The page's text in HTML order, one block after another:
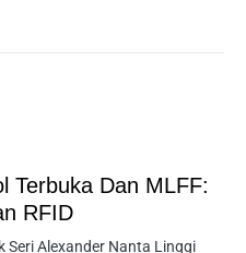
Terbuka Dan MLFF:
RFID
Seri Alexander Nanta Linggi